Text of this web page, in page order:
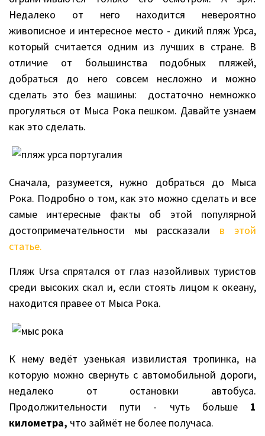
Недалеко от него находится невероятно
живописное и интересное место - дикий пляж Урса,
который считается одним из лучших в стране. В
отличие от большинства подобных пляжей,
добраться до него совсем несложно и можно
сделать это без машины: достаточно немножко
прогуляться от Мыса Рока пешком. Давайте узнаем
как это сделать.
Сначала, разумеется, нужно добраться до Мыса
Рока. Подробно о том, как это можно сделать и все
самые интересные факты об этой популярной
достопримечательности мы рассказали в этой
статье.
Пляж Ursa спрятался от глаз назойливых туристов
среди высоких скал и, если стоять лицом к океану,
находится правее от Мыса Рока.
К нему ведёт узенькая извилистая тропинка, на
которую можно свернуть с автомобильной дороги,
недалеко от остановки автобуса.
Продолжительности пути - чуть больше 1
километра, что займёт не более получаса.